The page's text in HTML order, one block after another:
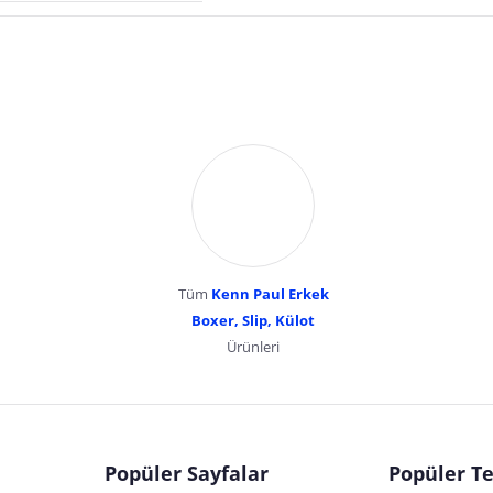
Tüm Kenn Paul Erkek
Boxer, Slip, Külot
Ürünleri
Popüler Sayfalar Popüler